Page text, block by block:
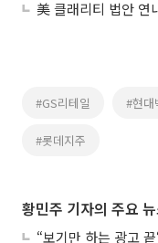
#GS리테일 #현대
#롯데지주
황민주 기자의 주요